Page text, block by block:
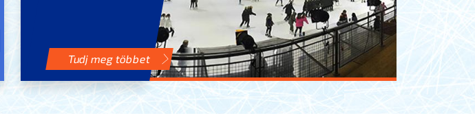
Tudj meg többet